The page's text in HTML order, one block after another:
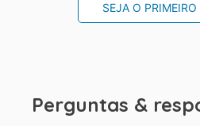
SEJA O PRIMEIRO
Perguntas &